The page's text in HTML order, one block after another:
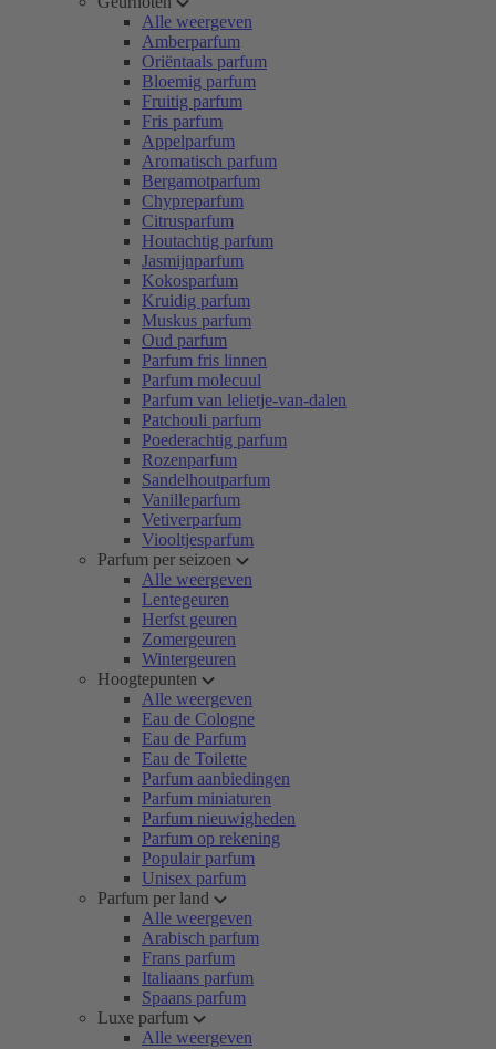
Alle weergeven
Amberparfum
Oriëntaals parfum
Bloemig parfum
Fruitig parfum
Fris parfum
Appelparfum
Aromatisch parfum
Bergamotparfum
Chypreparfum
Citrusparfum
Houtachtig parfum
Jasmijnparfum
Kokosparfum
Kruidig parfum
Muskus parfum
Oud parfum
Parfum fris linnen
Parfum molecuul
Parfum van lelietje-van-dalen
Patchouli parfum
Poederachtig parfum
Rozenparfum
Sandelhoutparfum
Vanilleparfum
Vetiverparfum
Viooltjesparfum
Parfum per seizoen
Alle weergeven
Lentegeuren
Herfst geuren
Zomergeuren
Wintergeuren
Hoogtepunten
Alle weergeven
Eau de Cologne
Eau de Parfum
Eau de Toilette
Parfum aanbiedingen
Parfum miniaturen
Parfum nieuwigheden
Parfum op rekening
Populair parfum
Unisex parfum
Parfum per land
Alle weergeven
Arabisch parfum
Frans parfum
Italiaans parfum
Spaans parfum
Luxe parfum
Alle weergeven